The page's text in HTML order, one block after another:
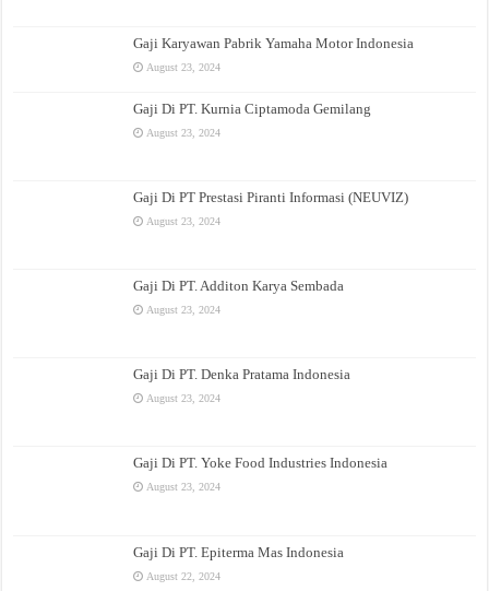
Gaji Karyawan Pabrik Yamaha Motor Indonesia
August 23, 2024
Gaji Di PT. Kurnia Ciptamoda Gemilang
August 23, 2024
Gaji Di PT Prestasi Piranti Informasi (NEUVIZ)
August 23, 2024
Gaji Di PT. Additon Karya Sembada
August 23, 2024
Gaji Di PT. Denka Pratama Indonesia
August 23, 2024
Gaji Di PT. Yoke Food Industries Indonesia
August 23, 2024
Gaji Di PT. Epiterma Mas Indonesia
August 22, 2024